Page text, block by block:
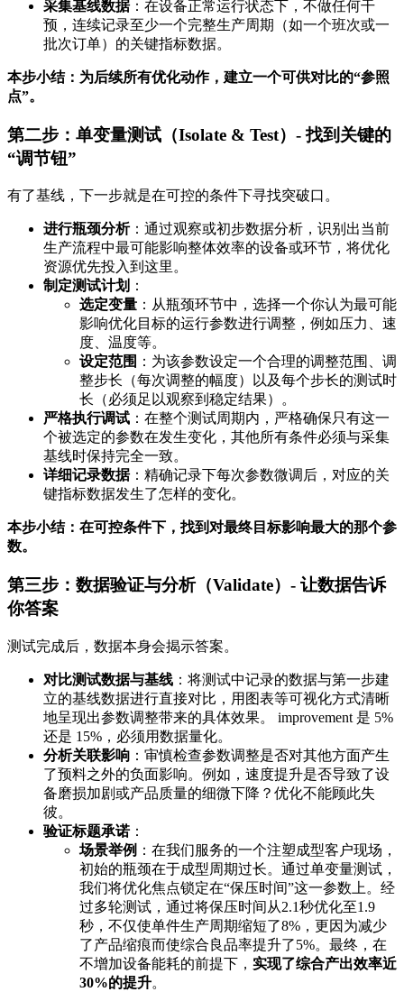
采集基线数据：在设备正常运行状态下，不做任何干
预，连续记录至少一个完整生产周期（如一个班次或一
批次订单）的关键指标数据。
本步小结：为后续所有优化动作，建立一个可供对比的“参照
点”。
第二步：单变量测试（Isolate & Test）- 找到关键的
“调节钮”
有了基线，下一步就是在可控的条件下寻找突破口。
进行瓶颈分析：通过观察或初步数据分析，识别出当前
生产流程中最可能影响整体效率的设备或环节，将优化
资源优先投入到这里。
制定测试计划 ：
选定变量 ：从瓶颈环节中，选择一个你认为最可能
影响优化目标的运行参数进行调整，例如压力、速
度、温度等。
设定范围 ：为该参数设定一个合理的调整范围、调
整步长（每次调整的幅度）以及每个步长的测试时
长（必须足以观察到稳定结果）。
严格执行调试 ：在整个测试周期内，严格确保只有这一
个被选定的参数在发生变化，其他所有条件必须与采集
基线时保持完全一致。
详细记录数据：精确记录下每次参数微调后，对应的关
键指标数据发生了怎样的变化。
本步小结：在可控条件下，找到对最终目标影响最大的那个参
数。
第三步：数据验证与分析（Validate）- 让数据告诉
你答案
测试完成后，数据本身会揭示答案。
对比测试数据与基线 ：将测试中记录的数据与第一步建
立的基线数据进行直接对比，用图表等可视化方式清晰
地呈现出参数调整带来的具体效果。 improvement 是 5%
还是 15%，必须用数据量化。
分析关联影响 ：审慎检查参数调整是否对其他方面产生
了预料之外的负面影响。例如，速度提升是否导致了设
备磨损加剧或产品质量的细微下降？优化不能顾此失
彼。
验证标题承诺：
场景举例 ：在我们服务的一个注塑成型客户现场，
初始的瓶颈在于成型周期过长。通过单变量测试，
我们将优化焦点锁定在“保压时间”这一参数上。经
过多轮测试，通过将保压时间从2.1秒优化至1.9
秒，不仅使单件生产周期缩短了8%，更因为减少
了产品缩痕而使综合良品率提升了5%。最终，在
不增加设备能耗的前提下， 实现了综合产出效率近
30%的提升。